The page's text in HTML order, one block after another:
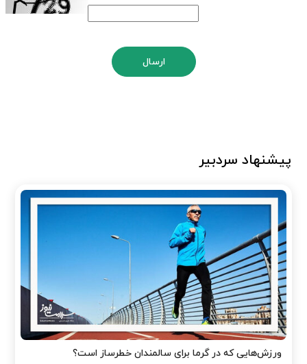
ارسال
پیشنهاد سردبیر
ورزش‌هایی که در گرما برای سالمندان خطرساز است؟